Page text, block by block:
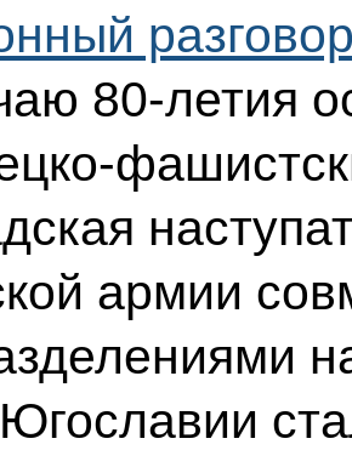
80-летия
армии